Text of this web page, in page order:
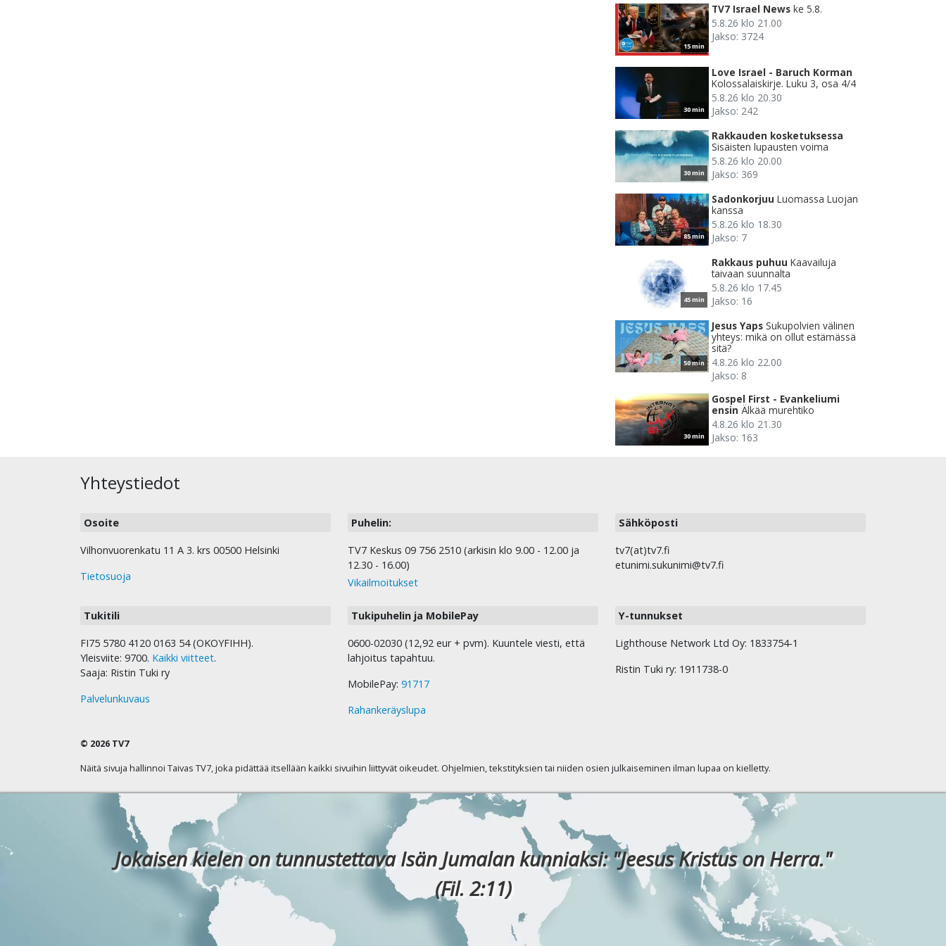
15 min
TV7 Israel News ke 5.8.
5.8.26 klo 21.00
Jakso: 3724
30 min
Love Israel - Baruch Korman
Kolossalaiskirje. Luku 3, osa 4/4
5.8.26 klo 20.30
Jakso: 242
30 min
Rakkauden kosketuksessa
Sisäisten lupausten voima
5.8.26 klo 20.00
Jakso: 369
85 min
Sadonkorjuu Luomassa Luojan
kanssa
5.8.26 klo 18.30
Jakso: 7
45 min
Rakkaus puhuu Kaavailuja
taivaan suunnalta
5.8.26 klo 17.45
Jakso: 16
50 min
Jesus Yaps Sukupolvien välinen
yhteys: mikä on ollut estämässä
sitä?
4.8.26 klo 22.00
Jakso: 8
30 min
Gospel First - Evankeliumi
ensin Älkää murehtiko
4.8.26 klo 21.30
Jakso: 163
Yhteystiedot
Osoite
Vilhonvuorenkatu 11 A 3. krs 00500 Helsinki
Tietosuoja
Puhelin:
TV7 Keskus 09 756 2510 (arkisin klo 9.00 - 12.00 ja
12.30 - 16.00)
Vikailmoitukset
Sähköposti
tv7(at)tv7.fi
etunimi.sukunimi@tv7.fi
Tukitili
FI75 5780 4120 0163 54 (OKOYFIHH).
Yleisviite: 9700. Kaikki viitteet.
Saaja: Ristin Tuki ry
Palvelunkuvaus
Tukipuhelin ja MobilePay
0600-02030 (12,92 eur + pvm). Kuuntele viesti, että
lahjoitus tapahtuu.
MobilePay: 91717
Rahankeräyslupa
Y-tunnukset
Lighthouse Network Ltd Oy: 1833754-1
Ristin Tuki ry: 1911738-0
© 2026 TV7
Näitä sivuja hallinnoi Taivas TV7, joka pidättää itsellään kaikki sivuihin liittyvät oikeudet. Ohjelmien, tekstityksien tai niiden osien julkaiseminen ilman lupaa on kielletty.
Jokaisen kielen on tunnustettava Isän Jumalan kunniaksi: "Jeesus Kristus on Herra."
(Fil. 2:11)